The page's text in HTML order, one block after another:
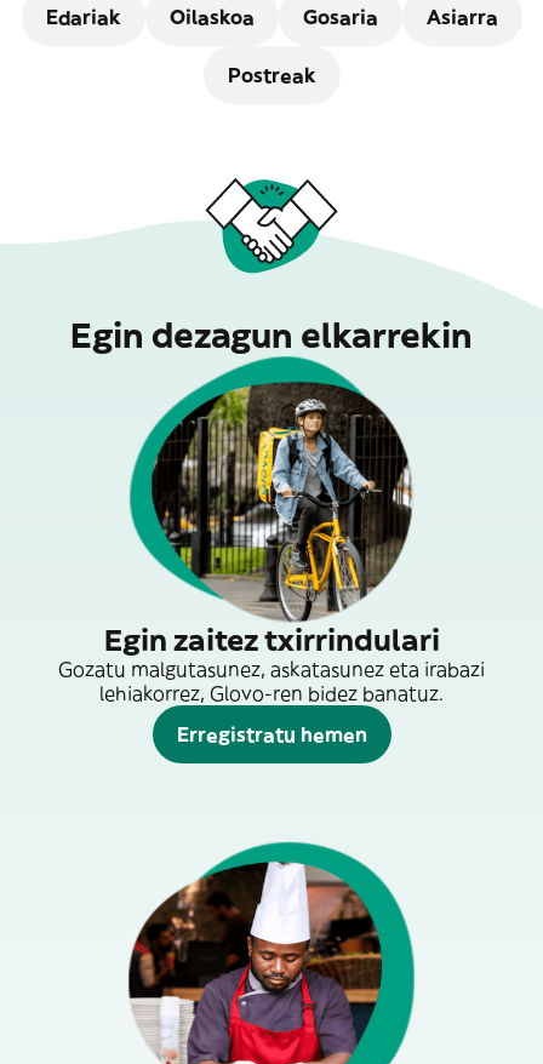
Edariak Oilaskoa Gosaria Asiarra
Postreak
Egin dezagun elkarrekin
Egin zaitez txirrindulari
Gozatu malgutasunez, askatasunez eta irabazi
lehiakorrez, Glovo-ren bidez banatuz.
Erregistratu hemen